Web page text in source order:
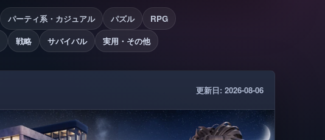
パーティ系・カジュアル パズル
RPG
戦略 サバイバル 実用・その他
更新日: 2026-08-06